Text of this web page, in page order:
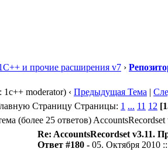
и прочие расширения v7 ›
moderator) ‹ Предыдущая Тема |
Страницы: 1 ... 11 12
Re: AccountsRecordset v3.11.
Ответ #180 - 05. Октября 2010